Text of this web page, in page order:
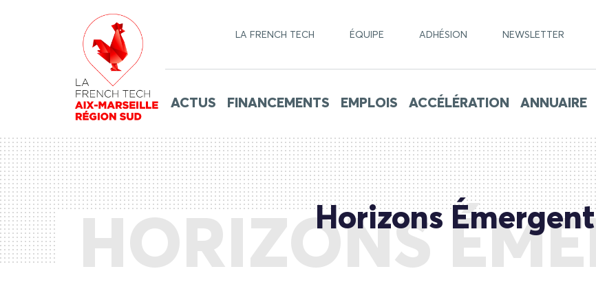
LA FRENCH TECH ÉQUIPE ADHÉSION NEWSLETTER
ACTUS FINANCEMENTS EMPLOIS ACCÉLÉRATION ANNUAIRE
HORIZONS
Horizons